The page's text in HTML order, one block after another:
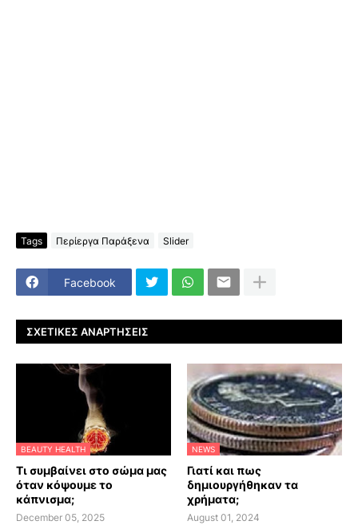
Tags Περίεργα Παράξενα Slider
Facebook
ΣΧΕΤΙΚΈΣ ΑΝΑΡΤΉΣΕΙΣ
BEAUTY HEALTH
Τι συμβαίνει στο σώμα μας
όταν κόψουμε το
κάπνισμα;
December 05, 2025
NEWS
Γιατί και πως
δημιουργήθηκαν τα
χρήματα;
August 01, 2024